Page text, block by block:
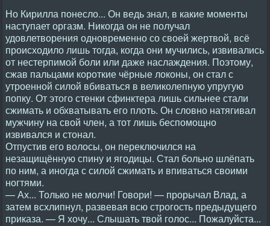
Но Кирилла понесло... Он ведь знал, в какие моменты
наступает оргазм. Никогда он не получал
удовлетворения одновременно со своей жертвой, всё
происходило лишь тогда, когда они мучились, извивались
от нестерпимой боли или даже наслаждения. Поэтому,
сжав пальцами короткие чёрные локоны, он стал с
утроенной силой вбиваться в великолепную упругую
попку. От этого стенки сфинктера лишь сильнее стали
сжимать и обхватывать его плоть. Он словно натягивал
мужчину на свой член, а тот лишь беспомощно
извивался и стонал.
Отпустив его волосы, он переключился на
незащищённую спину и ягодицы. Стал больно шлёпать
по ним, а иногда с силой сжимать и впиваться своими
ногтями.
— Ах... Только не молчи! Говори! — прорычал Влад, а
затем всхлипнул, развевая всю строгость предыдущего
приказа. — Я хочу... Слышать твой голос... Пожалуйста...